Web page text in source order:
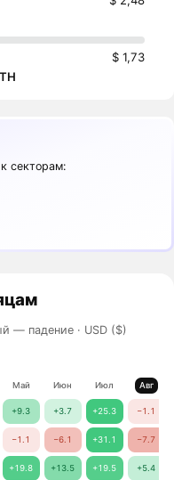
$ 1,73
секторам:
— падение · USD ($)
Май Июн Июл Авг
+9.3 +3.7 +25.3 −1.1
−1.1 −6.1 +31.1 −7.7
+19.8 +13.5 +19.5 +5.4